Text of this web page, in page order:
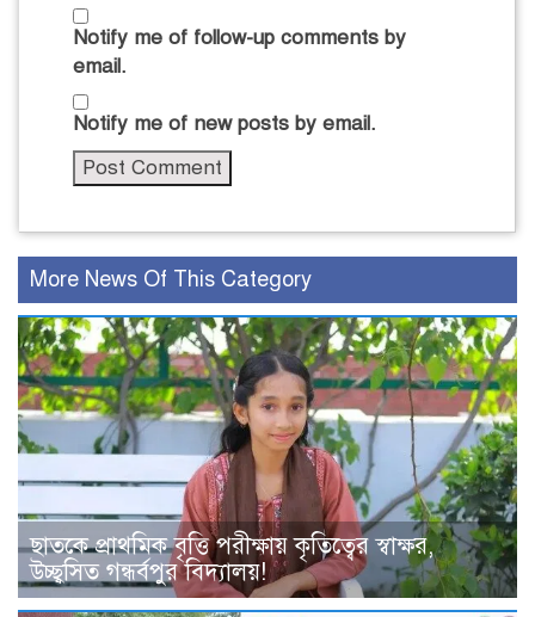
Notify me of follow-up comments by
email.
Notify me of new posts by email.
More News Of This Category
ছাতকে প্রাথমিক বৃত্তি পরীক্ষায় কৃতিত্বের স্বাক্ষর,
উচ্ছ্বসিত গন্ধর্বপুর বিদ্যালয়!